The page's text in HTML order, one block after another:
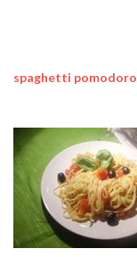
spaghetti pomodoro